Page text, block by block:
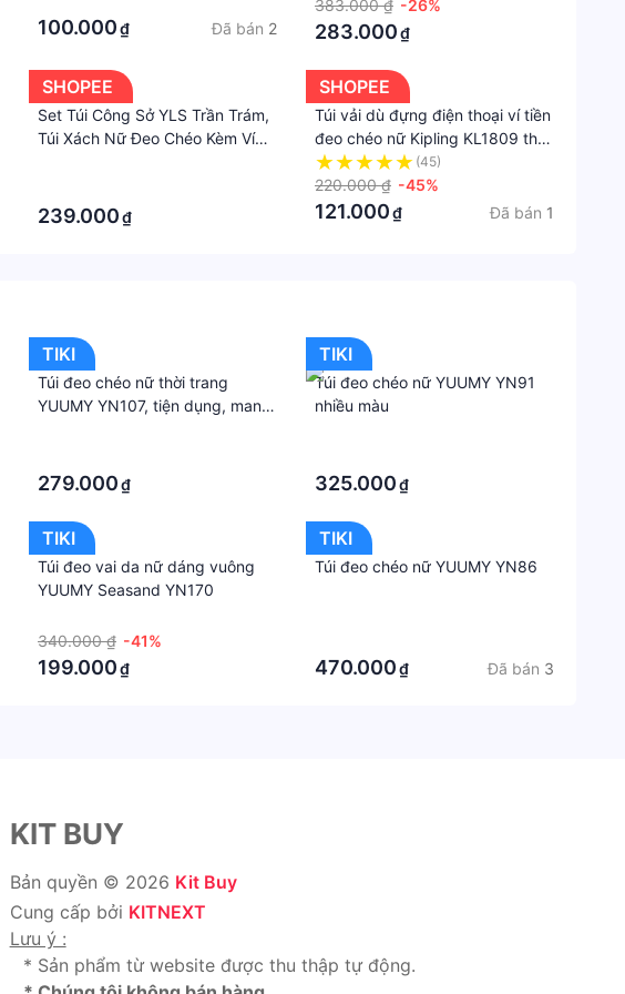
ĐIỆU, CHẤT LIỆU VẢI DÙ CHỐNG
100.000₫ Đã bán 2
383.000 ₫ -26%
283.000₫
SHOPEE
Set Túi Công Sở YLS Trần Trám,
Túi Xách Nữ Đeo Chéo Kèm Ví
239.000₫
SHOPEE
Túi vải dù đựng điện thoại ví tiền
đeo chéo nữ Kipling KL1809 thời
trang cao cấp nhiều ngăn tiện
ích SANTA STORE
(45)
220.000 ₫ -45%
121.000₫ Đã bán 1
TIKI
Túi đeo chéo nữ thời trang
YUUMY YN107, tiện dụng, mang
279.000₫
TIKI
Túi đeo chéo nữ YUUMY YN91
nhiều màu
325.000₫
TIKI
Túi đeo vai da nữ dáng vuông
YUUMY Seasand YN170
340.000 ₫ -41%
199.000₫
TIKI
Túi đeo chéo nữ YUUMY YN86
470.000₫ Đã bán 3
KIT BUY
Bản quyền © 2026 Kit Buy
Cung cấp bởi KITNEXT
Lưu ý :
* Sản phẩm từ website được thu thập tự động.